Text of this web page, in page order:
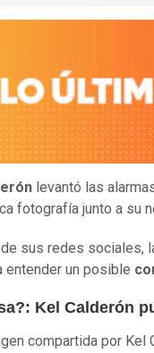
levantó las
fotografía junto a su
sus redes sociales,
entender un posible
Kel Calderón
compartida por Kel